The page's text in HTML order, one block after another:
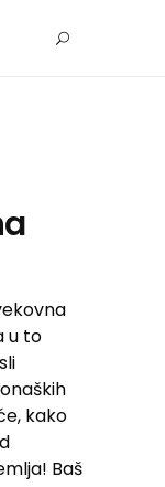
u to
kako
Baš